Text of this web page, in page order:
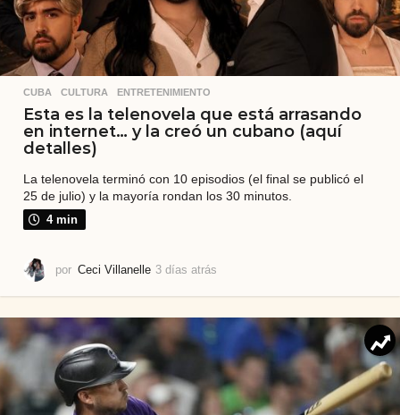
CUBA ,CULTURA ,ENTRETENIMIENTO
Esta es la telenovela que está arrasando
en internet… y la creó un cubano (aquí
detalles)
La telenovela terminó con 10 episodios (el final se publicó el
25 de julio) y la mayoría rondan los 30 minutos.
4 min
por Ceci Villanelle 3 días atrás
a
a
t
r